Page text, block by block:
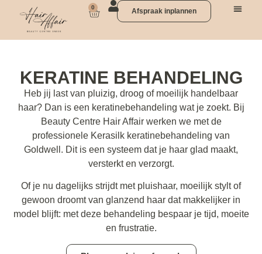
Afspraak inplannen
0
KERATINE BEHANDELING
Heb jij last van pluizig, droog of moeilijk handelbaar
haar? Dan is een keratinebehandeling wat je zoekt. Bij
Beauty Centre Hair Affair werken we met de
professionele Kerasilk keratinebehandeling van
Goldwell. Dit is een systeem dat je haar glad maakt,
versterkt en verzorgt.
Of je nu dagelijks strijdt met pluishaar, moeilijk stylt of
gewoon droomt van glanzend haar dat makkelijker in
model blijft: met deze behandeling bespaar je tijd, moeite
en frustratie.